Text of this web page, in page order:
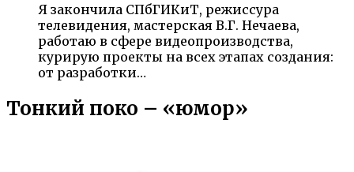
Я закончила СПбГИКиТ, режиссура
телевидения, мастерская В.Г. Нечаева,
работаю в сфере видеопроизводства,
курирую проекты на всех этапах создания:
от разработки…
Тонкий поко – «юмор»